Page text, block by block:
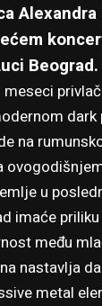
Beograd.
na
u
imaće
među
nastavlja
metal